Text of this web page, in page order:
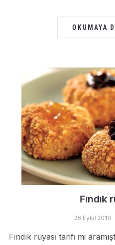
OKUMAYA
Fındık
26 Eylül 2018
Fındık rüyası tarifi mi